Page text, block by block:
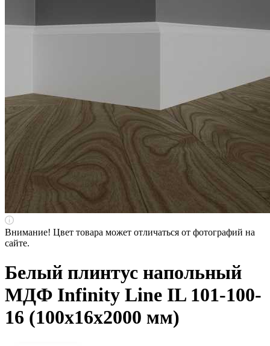
Внимание! Цвет товара может отличаться от фотографий на
сайте.
Белый плинтус напольный
МДФ Infinity Line IL 101-100-
16 (100х16х2000 мм)